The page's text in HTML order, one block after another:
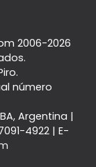
2006-2026
número
Argentina |
4922| E-